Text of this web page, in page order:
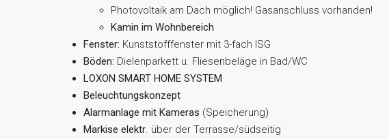
Photovoltaik am Dach möglich! Gasanschluss vorhanden!
Kamin im Wohnbereich
Fenster: Kunststofffenster mit 3-fach ISG
Böden: Dielenparkett u. Fliesenbeläge in Bad/WC
LOXON SMART HOME SYSTEM
Beleuchtungskonzept
Alarmanlage mit Kameras (Speicherung)
Markise elektr . über der Terrasse/südseitig